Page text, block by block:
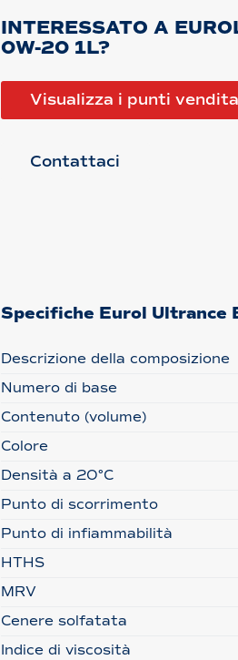
INTERESSATO A
0W-20 1L?
Visualizza i punti vendita
Contattaci
Specifiche Eurol Ultrance
Descrizione della composizione
Numero di base
Contenuto (volume)
Colore
Densità a 20°C
Punto di scorrimento
Punto di infiammabilità
HTHS
MRV
Cenere solfatata
Indice di viscosità